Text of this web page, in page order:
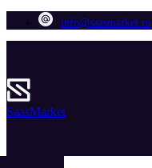
info@saasmarket.ru
SaasMarket